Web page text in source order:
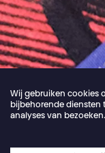
Wij gebruiken cookies
bijbehorende diensten
analyses van bezoeken.